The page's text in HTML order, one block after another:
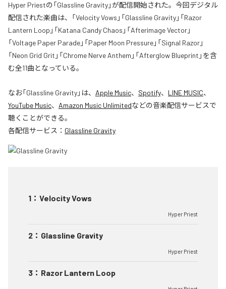
Hyper Priestの「Glassline Gravity」が配信開始された。今回デジタル
配信された楽曲は、「Velocity Vows」「Glassline Gravity」「Razor
Lantern Loop」「Katana Candy Chaos」「Afterimage Vector」
「Voltage Paper Parade」「Paper Moon Pressure」「Signal Razor」
「Neon Grid Grit」「Chrome Nerve Anthem」「Afterglow Blueprint」を含
む全11曲となっている。
なお「Glassline Gravity」は、 Apple Music、 Spotify、 LINE MUSIC、
YouTube Music、 Amazon Music Unlimitedなどの音楽配信サービスで
聴くことができる。
各配信サービス： Glassline Gravity
1 ： Velocity Vows
Hyper Priest
2 ： Glassline Gravity
Hyper Priest
3 ： Razor Lantern Loop